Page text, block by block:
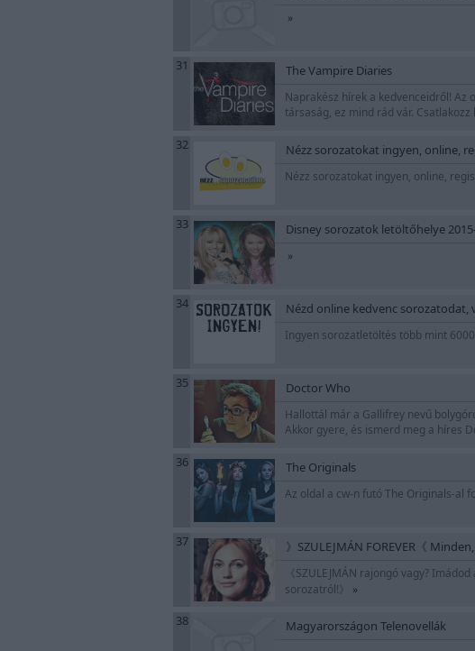
»
31 The Vampire Diaries
Naprakész hírek a kedvenceidről! Az
társaság, ez mind rád vár. Csatlakozz
32 Nézz sorozatokat ingyen, online,
Nézz sorozatokat ingyen, online,
33 Disney sorozatok letöltőhelye
»
34 Nézd online kedvenc
Ingyen sorozatletöltés több mint
35 Doctor Who
Hallottál már a Gallifrey nevű
Akkor gyere, és ismerd meg a híres
36 The Originals
Az oldal a cw-n futó The Originals-al
37 》SZULEJMÁN FOREVER《
《SZULEJMÁN rajongó vagy?
sorozatról!》 »
38 Magyarországon Telenovellák